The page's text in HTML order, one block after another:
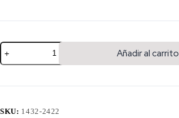
Añadir al carrito
SKU: 1432-2422